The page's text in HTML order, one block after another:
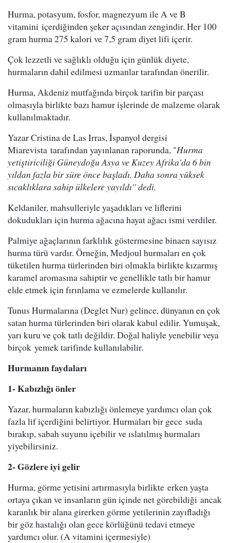
Hurma, potasyum, fosfor, magnezyum ile A ve B
vitamini içerdiğinden şeker açısından zengindir. Her 100
gram hurma 275 kalori ve 7,5 gram diyet lifi içerir.
Çok lezzetli ve sağlıklı olduğu için günlük diyete,
hurmaların dahil edilmesi uzmanlar tarafından önerilir.
Hurma, Akdeniz mutfağında birçok tarifin bir parçası
olmasıyla birlikte bazı hamur işlerinde de malzeme olarak
kullanılmaktadır.
Yazar Cristina de Las Irras, İspanyol dergisi
Miarevista tarafından yayınlanan raporunda, "Hurma
yetiştiriciliği Güneydoğu Asya ve Kuzey Afrika'da 6 bin
yıldan fazla bir süre önce başladı. Daha sonra yüksek
sıcaklıklara sahip ülkelere yayıldı'' dedi.
Keldaniler, mahsulleriyle yaşadıkları ve liflerini
dokudukları için hurma ağacına hayat ağacı ismi verdiler.
Palmiye ağaçlarının farklılık göstermesine binaen sayısız
hurma türü vardır. Örneğin, Medjoul hurmaları en çok
tüketilen hurma türlerinden biri olmakla birlikte kızarmış
karamel aromasına sahiptir ve genellikle tatlı bir hamur
elde etmek için fırınlama ve ezmelerde kullanılır.
Tunus Hurmalarına (Deglet Nur) gelince, dünyanın en çok
satan hurma türlerinden biri olarak kabul edilir. Yumuşak,
yarı kuru ve çok tatlı değildir. Doğal haliyle yenebilir veya
birçok yemek tarifinde kullanılabilir.
Hurmanın faydaları
1- Kabızlığı önler
Yazar, hurmaların kabızlığı önlemeye yardımcı olan çok
fazla lif içerdiğini belirtiyor. Hurmaları bir gece suda
bırakıp, sabah suyunu içebilir ve ıslatılmış hurmaları
yiyebilirsiniz.
2- Gözlere iyi gelir
Hurma, görme yetisini artırmasıyla birlikte erken yaşta
ortaya çıkan ve insanların gün içinde net görebildiği ancak
karanlık bir alana girerken görme yetilerinin zayıfladığı
bir göz hastalığı olan gece körlüğünü tedavi etmeye
yardımcı olur. (A vitamini içermesiyle)